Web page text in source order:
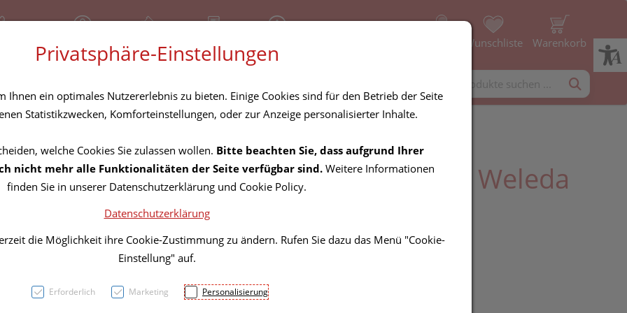
Geschlossen Über uns Rezept-Anfrage Wunschliste Warenkorb
Pyrit-zinnober Tabl Weleda
23,95 EUR
Privatsphäre-Einstellungen
Ihnen ein optimales Nutzererlebnis zu bieten. Einige Cookies sind für den Betrieb der Seite
Statistikzwecken, Komforteinstellungen, oder zur Anzeige personalisierter Inhalte.
welche Cookies Sie zulassen wollen. Bitte beachten Sie, dass aufgrund Ihrer
nicht mehr alle Funktionalitäten der Seite verfügbar sind. Weitere Informationen
finden Sie in unserer Datenschutzerklärung und Cookie Policy.
Datenschutzerklärung
die Möglichkeit ihre Cookie-Zustimmung zu ändern. Rufen Sie dazu das Menü "Cookie-
Einstellung" auf.
Erforderlich Marketing Personalisierung